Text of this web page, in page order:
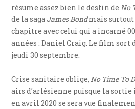
résume assez bien le destin de No
de la saga James Bondmais
chapitre avec celui qui a incarné
années : Daniel Craig. Le film sort
jeudi 30 septembre.
Crise sanitaire oblige,No Time To
airs d’arlésienne puisque la
en avril 2020 se sera vue